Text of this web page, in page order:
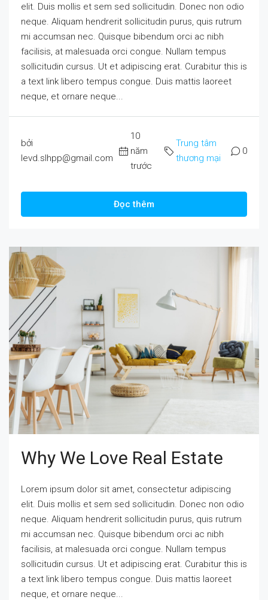
elit. Duis mollis et sem sed sollicitudin. Donec non odio
neque. Aliquam hendrerit sollicitudin purus, quis rutrum
mi accumsan nec. Quisque bibendum orci ac nibh
facilisis, at malesuada orci congue. Nullam tempus
sollicitudin cursus. Ut et adipiscing erat. Curabitur this is
a text link libero tempus congue. Duis mattis laoreet
neque, et ornare neque...
bởi
levd.slhpp@gmail.com
10
năm
trước
Trung tâm
thương mại
0
Đọc thêm
Why We Love Real Estate
Lorem ipsum dolor sit amet, consectetur adipiscing
elit. Duis mollis et sem sed sollicitudin. Donec non odio
neque. Aliquam hendrerit sollicitudin purus, quis rutrum
mi accumsan nec. Quisque bibendum orci ac nibh
facilisis, at malesuada orci congue. Nullam tempus
sollicitudin cursus. Ut et adipiscing erat. Curabitur this is
a text link libero tempus congue. Duis mattis laoreet
neque, et ornare neque...